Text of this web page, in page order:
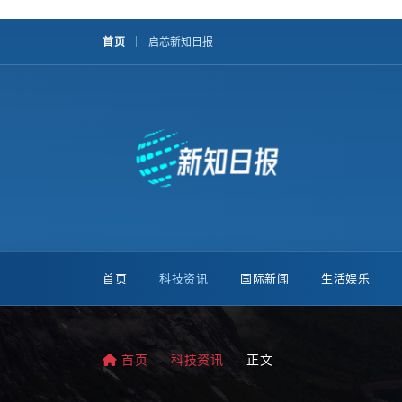
首页 启芯新知日报
首页 科技资讯 国际新闻 生活娱乐
首页 科技资讯 正文